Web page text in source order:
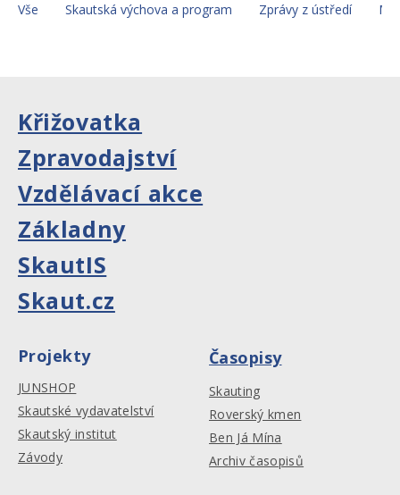
Vše Skautská výchova a program Zprávy z ústředí
Křižovatka
Zpravodajství
Vzdělávací akce
Základny
SkautIS
Skaut.cz
Projekty
JUNSHOP
Skautské vydavatelství
Skautský institut
Závody
Časopisy
Skauting
Roverský kmen
Ben Já Mína
Archiv časopisů